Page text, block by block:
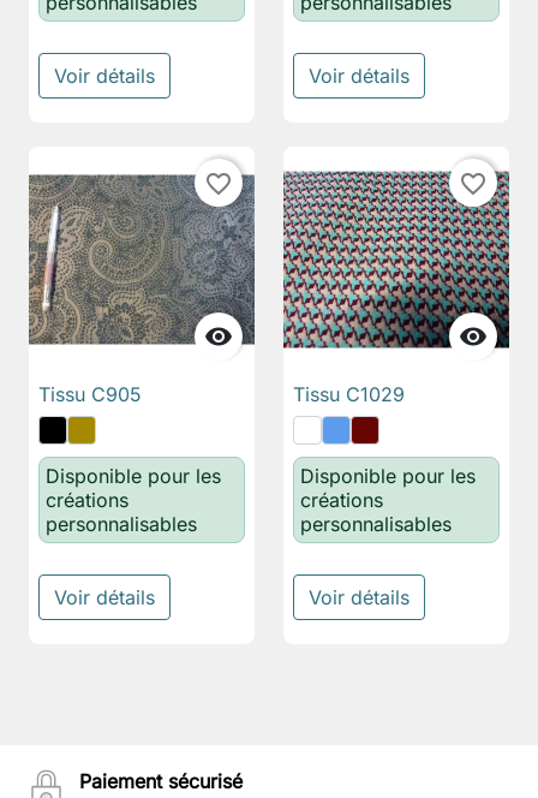
Voir détails Voir détails

favorite_border
Tissu C905
Disponible pour les
créations
personnalisables
Voir détails

favorite_border
Tissu C1029
Disponible pour les
créations
personnalisables
Voir détails
Paiement sécurisé